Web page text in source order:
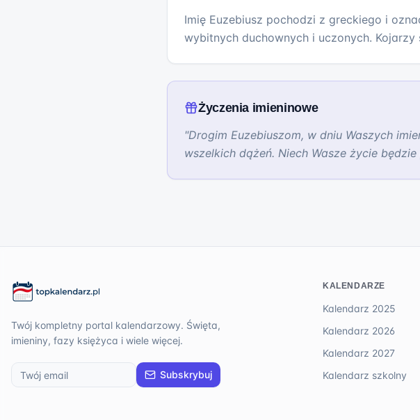
Imię Euzebiusz pochodzi z greckiego i
wybitnych duchownych i uczonych. Kojarzy
Życzenia imieninowe
"Drogim Euzebiuszom, w dniu Waszych
wszelkich dążeń. Niech Wasze życie
Twój kompletny portal kalendarzowy. Święta,
imieniny, fazy księżyca i wiele więcej.
Subskrybuj
KALENDARZE
Kalendarz 2025
Kalendarz 2026
Kalendarz 2027
Kalendarz szkolny